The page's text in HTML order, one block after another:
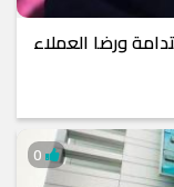
ورضا العملاء